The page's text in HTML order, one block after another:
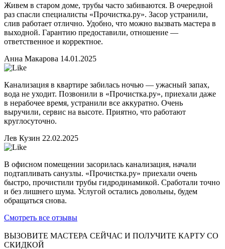
Живем в старом доме, трубы часто забиваются. В очередной
раз спасли специалисты «Прочистка.ру». Засор устранили,
слив работает отлично. Удобно, что можно вызвать мастера в
выходной. Гарантию предоставили, отношение —
ответственное и корректное.
Анна Макарова 14.01.2025
Канализация в квартире забилась ночью — ужасный запах,
вода не уходит. Позвонили в «Прочистка.ру», приехали даже
в нерабочее время, устранили все аккуратно. Очень
выручили, сервис на высоте. Приятно, что работают
круглосуточно.
Лев Кузин 22.02.2025
В офисном помещении засорилась канализация, начали
подтапливать санузлы. «Прочистка.ру» приехали очень
быстро, прочистили трубы гидродинамикой. Сработали точно
и без лишнего шума. Услугой остались довольны, будем
обращаться снова.
Смотреть все отзывы
ВЫЗОВИТЕ МАСТЕРА СЕЙЧАС И ПОЛУЧИТЕ КАРТУ СО
СКИДКОЙ